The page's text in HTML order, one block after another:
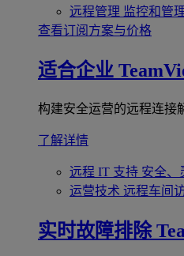
远程管理 监控和管
查看订阅方案与价格
适合企业
构建安全运营的远程连接
了解详情
远程 IT 支持 安全、
运营技术 远程车间
实时故障排除